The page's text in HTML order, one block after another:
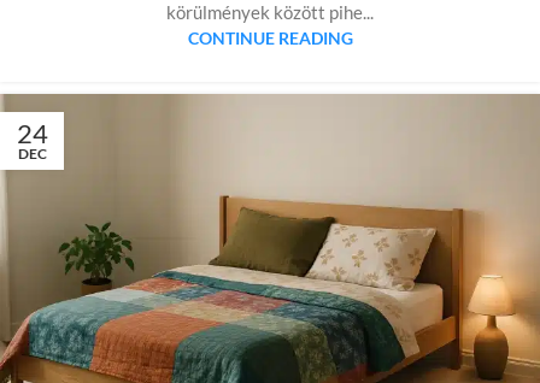
körülmények között pihe...
CONTINUE READING
24
DEC